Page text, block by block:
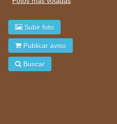
Subir foto
Publicar aviso
Buscar